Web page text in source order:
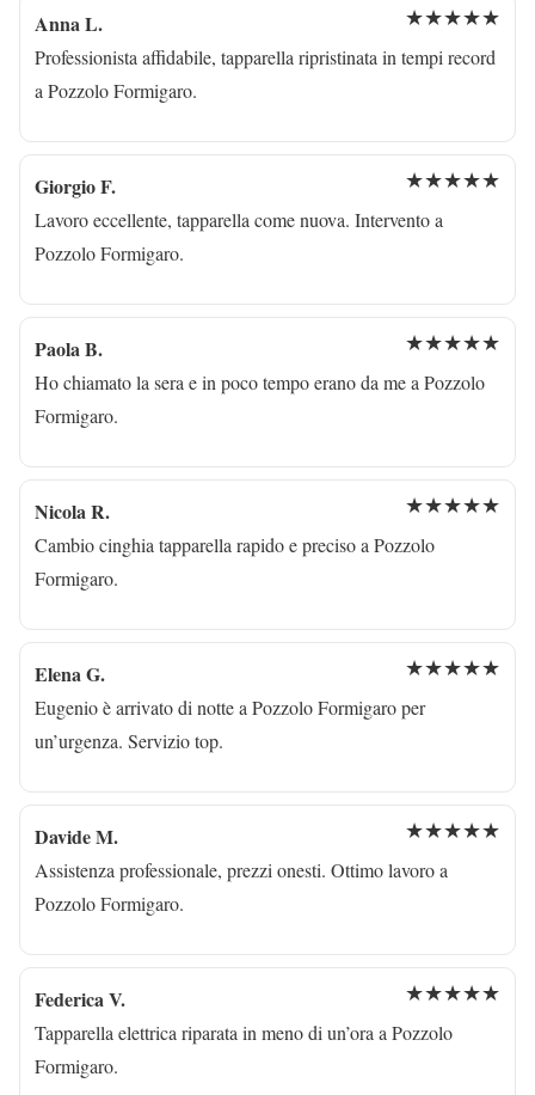
Anna L. ★★★★★
Professionista affidabile, tapparella ripristinata in tempi record
a Pozzolo Formigaro.
Giorgio F. ★★★★★
Lavoro eccellente, tapparella come nuova. Intervento a
Pozzolo Formigaro.
Paola B. ★★★★★
Ho chiamato la sera e in poco tempo erano da me a Pozzolo
Formigaro.
Nicola R. ★★★★★
Cambio cinghia tapparella rapido e preciso a Pozzolo
Formigaro.
Elena G. ★★★★★
Eugenio è arrivato di notte a Pozzolo Formigaro per
un’urgenza. Servizio top.
Davide M. ★★★★★
Assistenza professionale, prezzi onesti. Ottimo lavoro a
Pozzolo Formigaro.
Federica V. ★★★★★
Tapparella elettrica riparata in meno di un’ora a Pozzolo
Formigaro.